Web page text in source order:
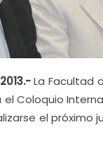
La Facultad
el Coloquio
el próximo